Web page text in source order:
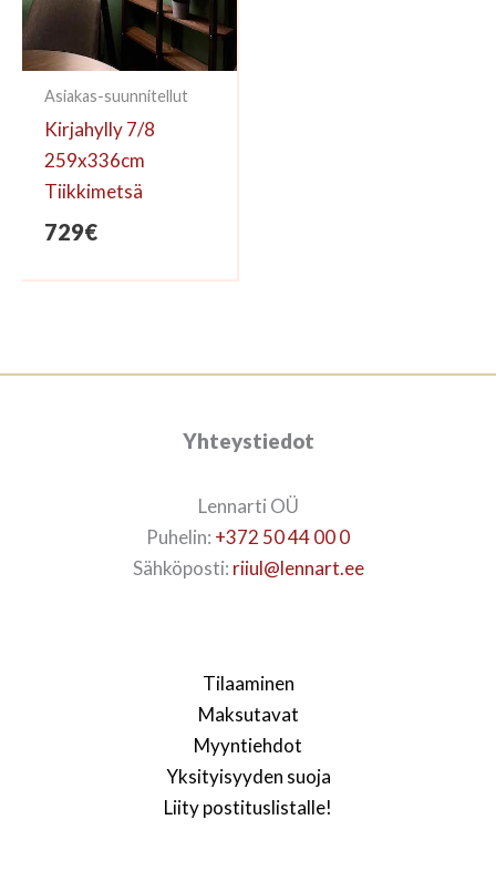
Asiakas-suunnitellut
Kirjahylly 7/8
259x336cm
Tiikkimetsä
729€
Yhteystiedot
Lennarti OÜ
Puhelin: +372 50 44 00 0
Sähköposti: riiul@lennart.ee
Tilaaminen
Maksutavat
Myyntiehdot
Yksityisyyden suoja
Liity postituslistalle!